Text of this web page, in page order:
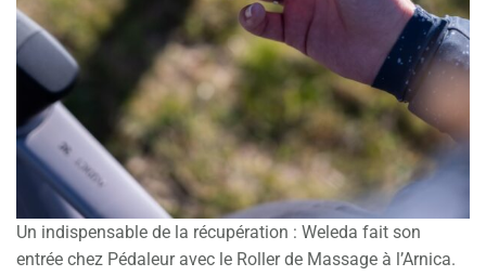
Un indispensable de la récupération : Weleda fait son
entrée chez Pédaleur avec le Roller de Massage à l’Arnica.